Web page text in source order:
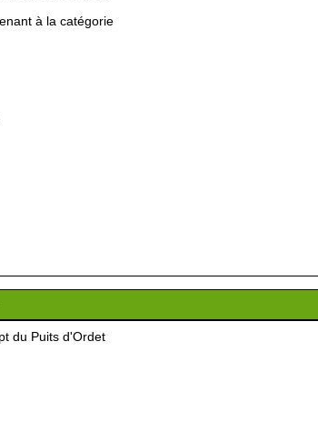
à la catégorie
du Puits d'Ordet